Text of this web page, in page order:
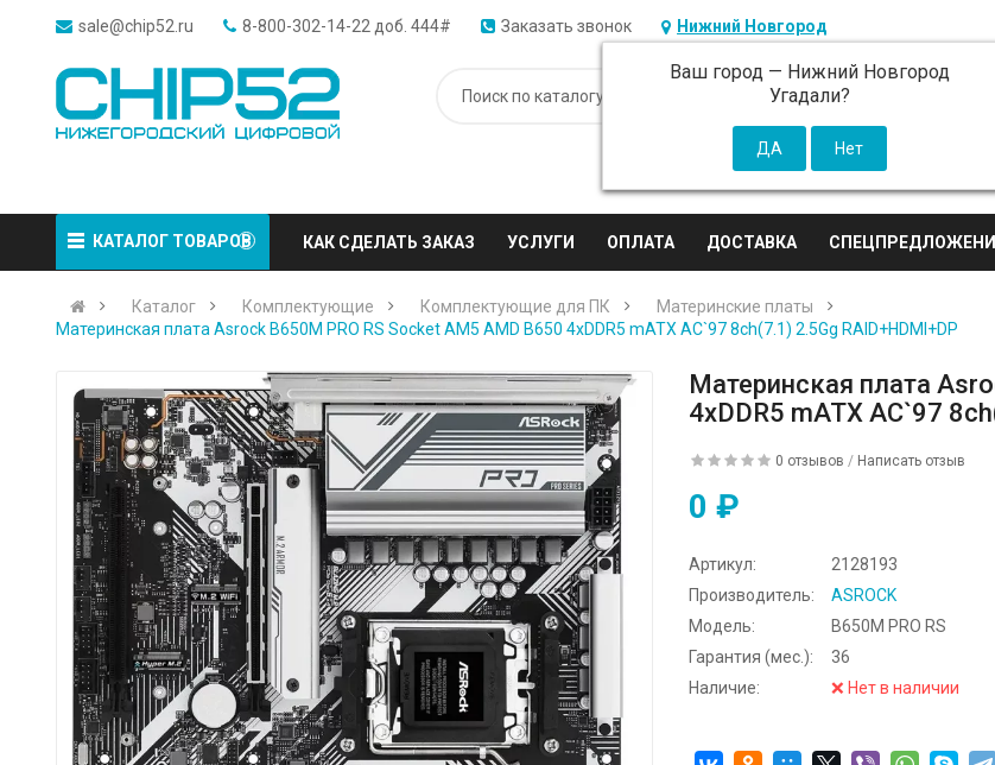
sale@chip52.ru 8-800-302-14-22 доб. 444# Заказать звонок Нижний Новгород
Ваш город — Нижний Новгород
Угадали?
КАТАЛОГ ТОВАРОВ КАК СДЕЛАТЬ ЗАКАЗ УСЛУГИ ОПЛАТА ДОСТАВКА
Каталог Комплектующие Комплектующие для ПК
Материнские платы
Материнская плата Asrock B650M PRO RS Socket AM5 AMD B650 4xDDR5 mATX AC`97 8ch(7.1) 2.5Gg RAID+HDMI+DP
Материнская плата
4xDDR5 mATX AC`97
0 отзывов / Написать отзыв
0 ₽
Артикул:
2128193
Производитель:
ASROCK
Модель:
B650M PRO RS
Гарантия (мес.):
36
Наличие:
❌ Нет в наличии